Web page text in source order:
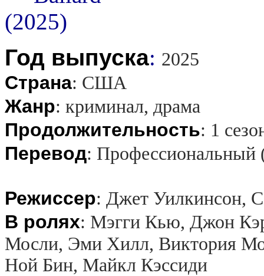
Год выпуска: 2025
Страна: США
Жанр: криминал, драма
Продолжительность: 1
Перевод: Профессиональный
Режиссер: Джет Уилкинсон,
В ролях: Мэгги Кью, Джон
Мосли, Эми Хилл, Виктория
Ной Бин, Майкл Кэссиди